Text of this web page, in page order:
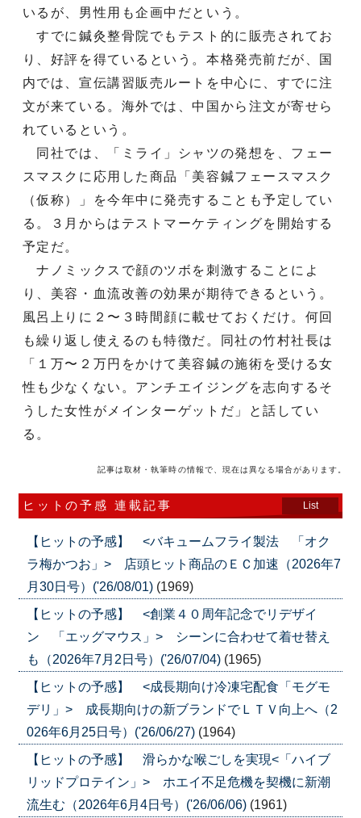
いるが、男性用も企画中だという。
すでに鍼灸整骨院でもテスト的に販売されてお
り、好評を得ているという。本格発売前だが、国
内では、宣伝講習販売ルートを中心に、すでに注
文が来ている。海外では、中国から注文が寄せら
れているという。
同社では、「ミライ」シャツの発想を、フェー
スマスクに応用した商品「美容鍼フェースマスク
（仮称）」を今年中に発売することも予定してい
る。３月からはテストマーケティングを開始する
予定だ。
ナノミックスで顔のツボを刺激することによ
り、美容・血流改善の効果が期待できるという。
風呂上りに２〜３時間顔に載せておくだけ。何回
も繰り返し使えるのも特徴だ。同社の竹村社長は
「１万〜２万円をかけて美容鍼の施術を受ける女
性も少なくない。アンチエイジングを志向するそ
うした女性がメインターゲットだ」と話してい
る。
記事は取材・執筆時の情報で、現在は異なる場合があります。
ヒットの予感 連載記事 List
【ヒットの予感】 <バキュームフライ製法 「オク
ラ梅かつお」> 店頭ヒット商品のＥＣ加速（2026年7
月30日号）('26/08/01) (1969)
【ヒットの予感】 <創業４０周年記念でリデザイ
ン 「エッグマウス」> シーンに合わせて着せ替え
も（2026年7月2日号）('26/07/04) (1965)
【ヒットの予感】 <成長期向け冷凍宅配食「モグモ
デリ」> 成長期向けの新ブランドでＬＴＶ向上へ（2
026年6月25日号）('26/06/27) (1964)
【ヒットの予感】 滑らかな喉ごしを実現<「ハイブ
リッドプロテイン」> ホエイ不足危機を契機に新潮
流生む（2026年6月4日号）('26/06/06) (1961)